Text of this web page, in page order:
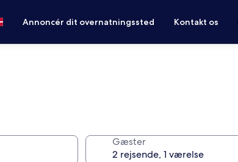
Annoncér dit overnatningssted Kontakt os
Gæster